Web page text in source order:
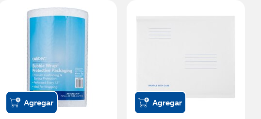
Agregar Agregar